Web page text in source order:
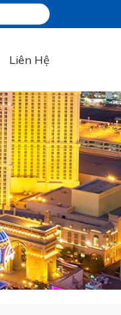
Liên Hệ